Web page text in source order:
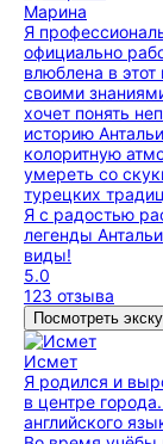
Марина
Я
официально
влюблена в
своими
хочет понять
историю
колоритную
умереть со
турецких
Я с радостью
легенды
виды!
5.0
123 отзыва
Посмотреть
Исмет
Я родился и
в центре
английского